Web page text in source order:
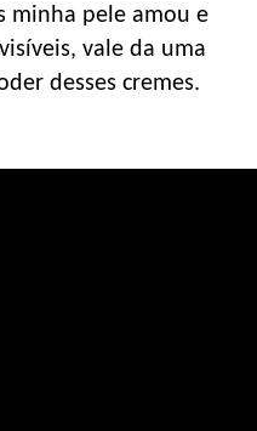
minha pele amou e
vale da uma
desses cremes.